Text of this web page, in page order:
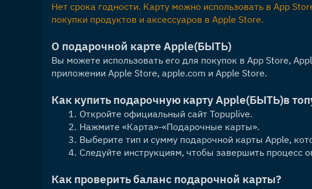
Нет срока годности. Карту можно использовать в App
покупки продуктов и аксессуаров в Apple Store.
О подарочной карте Apple(БЫТЬ)
Вы можете использовать его для покупок в App Store,
приложении Apple Store, apple.com и Apple Store.
Как купить подарочную карту Apple(БЫТЬ)в
Откройте официальный сайт Topuplive.
Нажмите «Карта»-«Подарочные карты».
Выберите тип и сумму подарочной карты Apple,
Следуйте инструкциям, чтобы завершить процесс
Как проверить баланс подарочной карты?